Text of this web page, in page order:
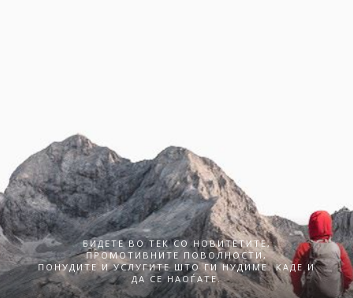
БИДЕТЕ ВО ТЕК СО НОВИТЕТИТЕ,
ПРОМОТИВНИТЕ ПОВОЛНОСТИ,
ПОНУДИТЕ И УСЛУГИТЕ ШТО ГИ НУДИМЕ. КАДЕ И
ДА СЕ НАОЃАТЕ.